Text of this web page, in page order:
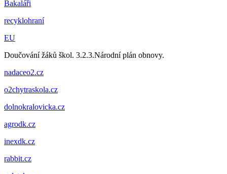
Bakaláři
recyklohraní
EU
Doučování žáků škol. 3.2.3.Národní plán obnovy.
nadaceo2.cz
o2chytraskola.cz
dolnokralovicka.cz
agrodk.cz
inexdk.cz
rabbit.cz